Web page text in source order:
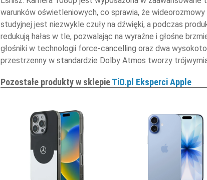
warunków oświetleniowych, co sprawia, że
studyjnej jest niezwykle czuły na dźwięki, a podczas
redukują hałas w tle, pozwalając na wyraźne i głośne
głośniki w technologii force-cancelling oraz dwa
przestrzenny w standardzie Dolby Atmos tworzy
Pozostałe produkty w sklepieTiO.pl Eksperci Apple